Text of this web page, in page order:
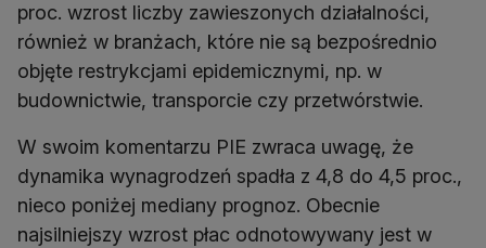
proc. wzrost liczby zawieszonych działalności,
również w branżach, które nie są bezpośrednio
objęte restrykcjami epidemicznymi, np. w
W swoim komentarzu PIE zwraca uwagę, że
dynamika wynagrodzeń spadła z 4,8 do 4,5 proc.,
nieco poniżej mediany prognoz. Obecnie
najsilniejszy wzrost płac odnotowywany jest w